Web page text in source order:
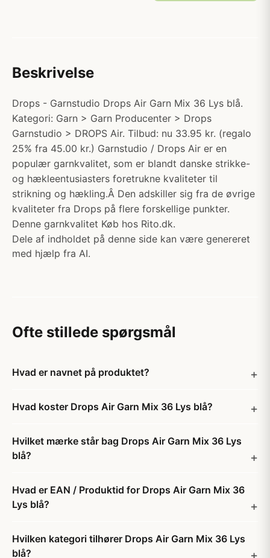
Beskrivelse
Drops - Garnstudio Drops Air Garn Mix 36 Lys blå.
Kategori: Garn > Garn Producenter > Drops
Garnstudio > DROPS Air. Tilbud: nu 33.95 kr. (regalo
25% fra 45.00 kr.) Garnstudio / Drops Air er en
populær garnkvalitet, som er blandt danske strikke-
og hækleentusiasters foretrukne kvaliteter til
strikning og hækling.Â Den adskiller sig fra de øvrige
kvaliteter fra Drops på flere forskellige punkter.
Denne garnkvalitet Køb hos Rito.dk.
Dele af indholdet på denne side kan være genereret
med hjælp fra AI.
Ofte stillede spørgsmål
Hvad er navnet på produktet?
Hvad koster Drops Air Garn Mix 36 Lys blå?
Hvilket mærke står bag Drops Air Garn Mix 36 Lys
blå?
Hvad er EAN / Produktid for Drops Air Garn Mix 36
Lys blå?
Hvilken kategori tilhører Drops Air Garn Mix 36 Lys
blå?